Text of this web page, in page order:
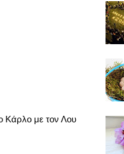
ο Κάρλο με τον Λου